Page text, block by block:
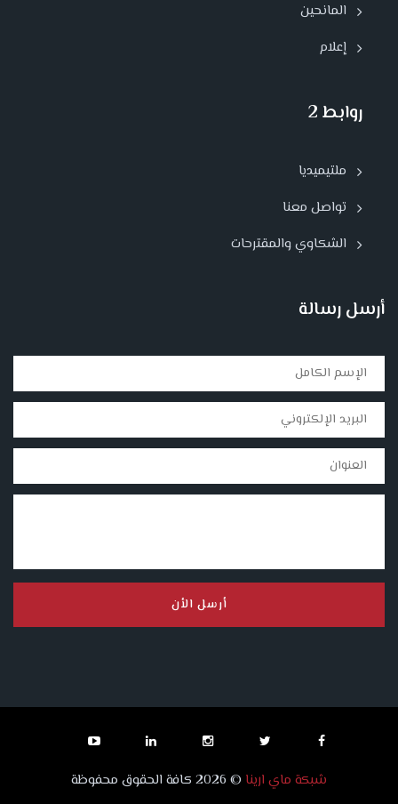
المانحين
إعلام
روابط 2
ملتيميديا
تواصل معنا
الشكاوي والمقترحات
أرسل رسالة
أرسل الأن
شبكة ماي ارينا © 2026 كافة الحقوق محفوظة